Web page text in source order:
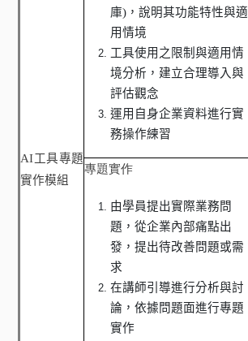
AI工具專題
實作模組
庫) ，說明其功能特性與適
用情境
工具使用之限制與適用情
境分析，建立合理導入與
評估觀念
運用自身企業資料進行實
務操作練習
專題實作
由學員提出實際業務問
題，從企業內部痛點出
發，提出待改善問題或需
求
在講師引導進行分析與討
論，依據問題面進行專題
實作